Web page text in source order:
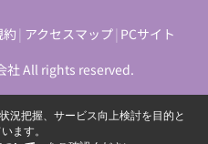
アクセスマップ PCサイト
社 All rights reserved.
況把握、サービス向上検討を目的と
ます。